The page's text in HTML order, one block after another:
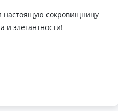
настоящую сокровищницу
и элегантности!